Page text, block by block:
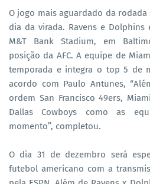
O jogo mais aguardado da
dia da virada. Ravens e
M&T Bank Stadium, em
posição da AFC. A equipe de
temporada e integra o top 5 de
acordo com Paulo Antunes,
ordem San Francisco 49ers,
Dallas Cowboys como as
momento”, completou.
O dia 31 de dezembro será
futebol americano com a